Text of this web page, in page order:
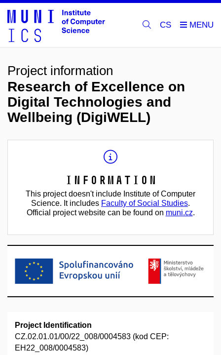
CS
Project information
Research of Excellence on
Digital Technologies and
Wellbeing (DigiWELL)
Information
This project doesn't include Institute of Computer
Science. It includes Faculty of Social Studies.
Official project website can be found on muni.cz.
Project Identification
CZ.02.01.01/00/22_008/0004583 (kod CEP:
EH22_008/0004583)